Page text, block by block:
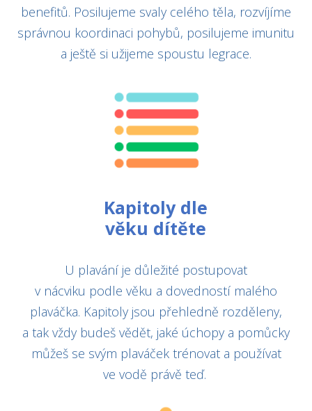
benefitů. Posilujeme svaly celého těla, rozvíjíme
správnou koordinaci pohybů, posilujeme imunitu
a ještě si užijeme spoustu legrace.
Kapitoly dle
věku dítěte
U plavání je důležité postupovat
v nácviku podle věku a dovedností malého
plaváčka. Kapitoly jsou přehledně rozděleny,
a tak vždy budeš vědět, jaké úchopy a pomůcky
můžeš se svým plaváček trénovat a používat
ve vodě právě teď.